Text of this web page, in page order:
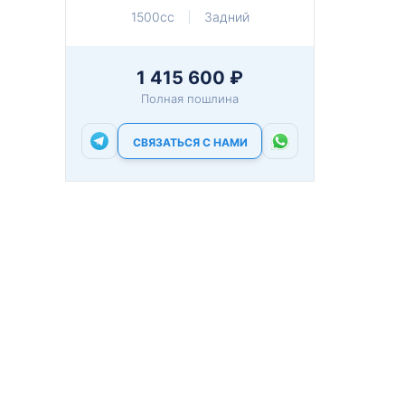
1500cc Задний
1 415 600 ₽
Полная пошлина
СВЯЗАТЬСЯ С НАМИ